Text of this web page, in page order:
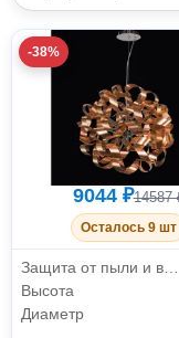
-38%
9044 ₽14587
Осталось 9 шт
Высота
Диаметр